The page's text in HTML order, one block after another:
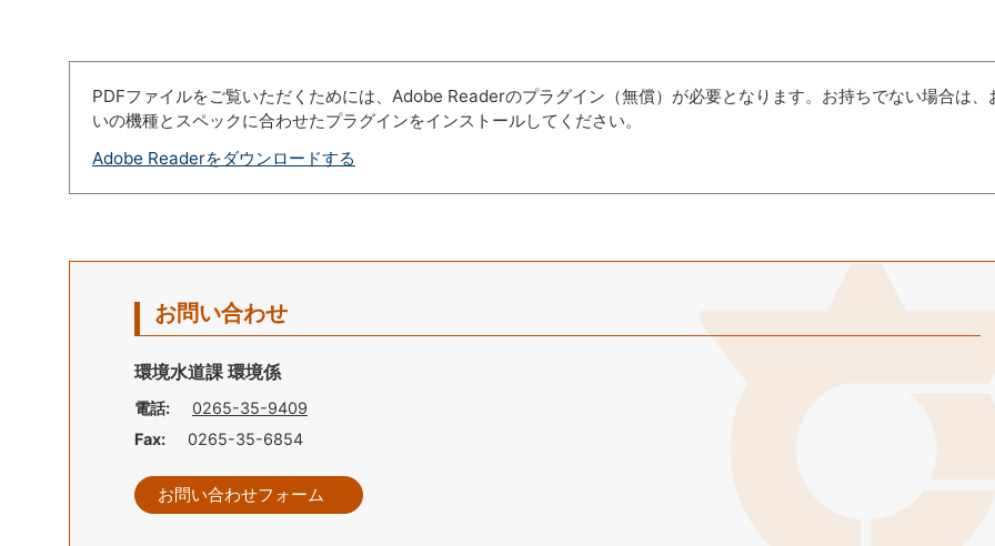
PDFファイルをご覧いただくためには、Adobe Readerのプラグイン（無償）が必要となります。お持ちでない場合は、
いの機種とスペックに合わせたプラグインをインストールしてください。
Adobe Readerをダウンロードする
お問い合わせ
環境水道課 環境係
電話:
0265-35-9409
Fax:
0265-35-6854
お問い合わせフォーム